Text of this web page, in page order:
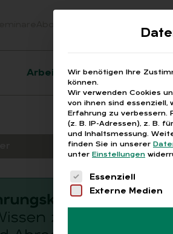
ArbeitsrechtWir benötigen Ihre
können.
Wir verwenden Cookies
von ihnen sind essenziell,
Erfahrung zu verbessern.
(z. B. IP-Adressen), z. B.
und Inhaltsmessung.
finden Sie in unserer
unter Einstellungen
Es folgt eine Liste
Essenziell
Externe Medien